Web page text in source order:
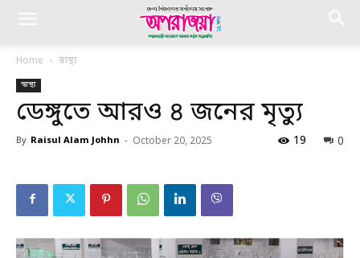
Home স্বাস্থ্য
স্বাস্থ্য
ডেঙ্গুতে আরও ৪ জনের মৃত্যু
By Raisul Alam Johhn - October 20, 2025 0
19